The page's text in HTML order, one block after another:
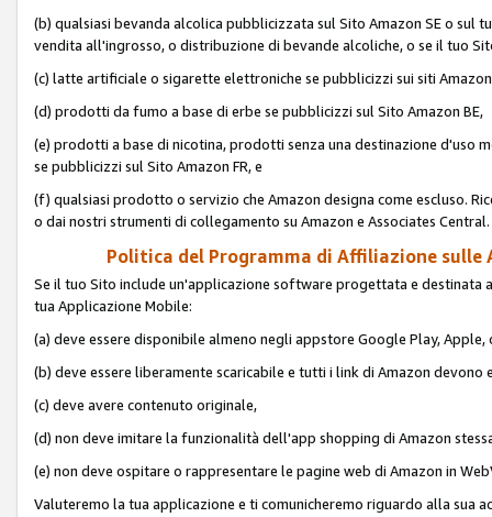
(b) qualsiasi bevanda alcolica pubblicizzata sul Sito Amazon SE o sul
vendita all'ingrosso, o distribuzione di bevande alcoliche, o se il tuo
(c) latte artificiale o sigarette elettroniche se pubblicizzi sui siti Amazon
(d) prodotti da fumo a base di erbe se pubblicizzi sul Sito Amazon BE,
(e) prodotti a base di nicotina, prodotti senza una destinazione d'uso
se pubblicizzi sul Sito Amazon FR, e
(f) qualsiasi prodotto o servizio che Amazon designa come escluso.
o dai nostri strumenti di collegamento su Amazon e Associates Central.
Politica del Programma di Affiliazione
Se il tuo Sito include un'applicazione software progettata e
tua Applicazione Mobile:
(a) deve essere disponibile almeno negli appstore Google Play, Apple,
(b) deve essere liberamente scaricabile e tutti i link di Amazon devono
(c) deve avere contenuto originale,
(d) non deve imitare la funzionalità dell'app shopping di Amazon
(e) non deve ospitare o rappresentare le pagine web di Amazon in
Valuteremo la tua applicazione e ti comunicheremo riguardo alla sua